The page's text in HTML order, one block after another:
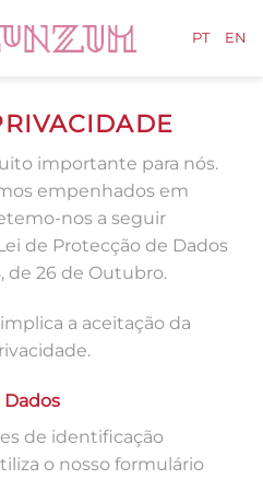
PT EN
importante para nós.
empenhados em
nos a seguir
de Protecção de Dados
de 26 de Outubro.
a aceitação da
de identificação
o nosso formulário